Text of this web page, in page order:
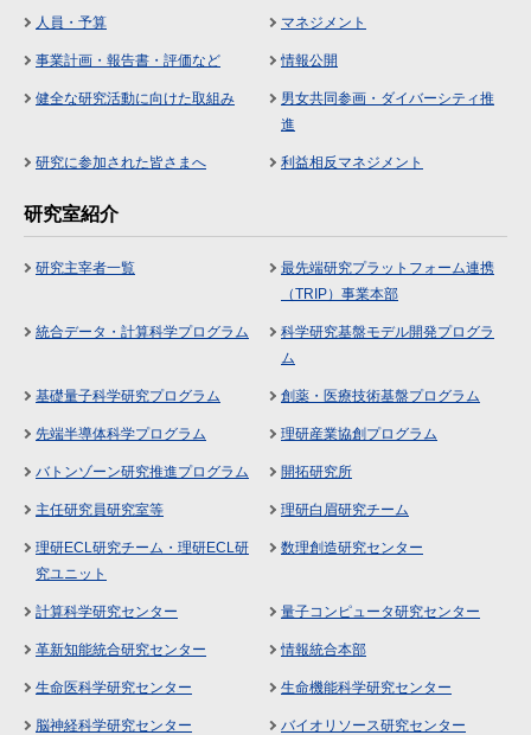
人員・予算 マネジメント
事業計画・報告書・評価など 情報公開
健全な研究活動に向けた取組み
男女共同参画・ダイバーシティ推
進
研究に参加された皆さまへ 利益相反マネジメント
研究室紹介
研究主宰者一覧
最先端研究プラットフォーム連携
（TRIP）事業本部
統合データ・計算科学プログラム
科学研究基盤モデル開発プログラ
ム
基礎量子科学研究プログラム 創薬・医療技術基盤プログラム
先端半導体科学プログラム 理研産業協創プログラム
バトンゾーン研究推進プログラム 開拓研究所
主任研究員研究室等 理研白眉研究チーム
理研ECL研究チーム・理研ECL研
究ユニット
数理創造研究センター
計算科学研究センター 量子コンピュータ研究センター
革新知能統合研究センター 情報統合本部
生命医科学研究センター 生命機能科学研究センター
脳神経科学研究センター バイオリソース研究センター